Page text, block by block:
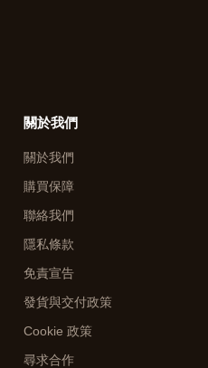
關於我們
關於我們
購買保障
聯絡我們
隱私條款
免責宣告
發貨與交付政策
Cookie 政策
尋求合作